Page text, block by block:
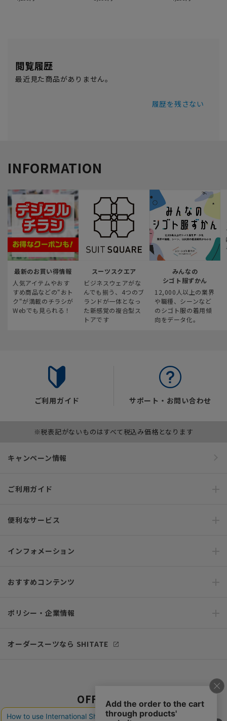
閲覧履歴
最近見た商品がありません。
履歴を残さない
INFORMATION
最新のお買い得情報
人気アイテムやおす
すめ商品などの“おト
ク“が満載のチラシが
Webでも見られる！
スーツスクエア
ビジネスウェアがな
んでも揃う、4つのブ
ランドが一体となっ
た新感覚の複合型ス
トアです
みんなの
シゴト服ずかん
12,000人以上の業界
や職種、シーンなど
のシゴト服の着用傾
向をデータ化。
ご利用ガイド サポート・お問い合わせ
※税表記がないものはすべて税込み価格となります
キャンペーン情報
ご利用ガイド
便利なサービス
インフォメーション
おすすめコンテンツ
ポリシー・企業情報
オーダースーツなら SHITATE
OFFICIAL SNS